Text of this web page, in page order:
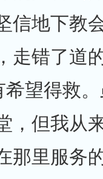
信地下教
走错了道
希望得救
，但我从
那里服务